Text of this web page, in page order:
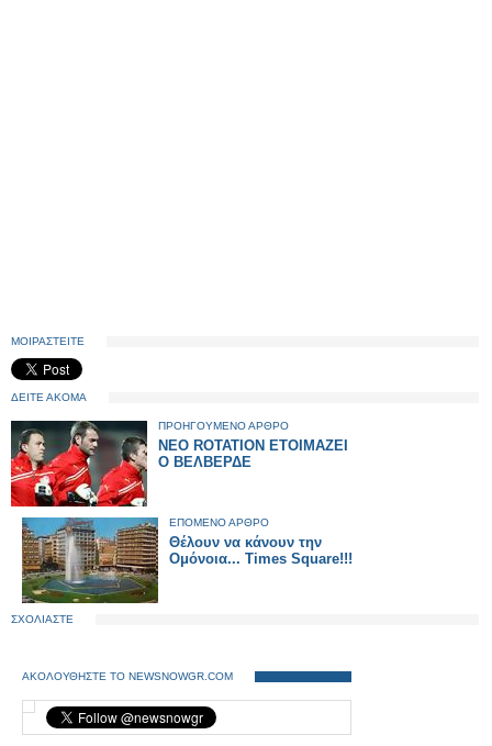
ΜΟΙΡΑΣΤΕΙΤΕ
ΔΕΙΤΕ ΑΚΟΜΑ
ΠΡΟΗΓΟΥΜΕΝΟ ΑΡΘΡΟ
ΝΕΟ ROTATION ΕΤΟΙΜΑΖΕΙ
Ο ΒΕΛΒΕΡΔΕ
ΕΠΟΜΕΝΟ ΑΡΘΡΟ
Θέλουν να κάνουν την
Ομόνοια... Times Square!!!
ΣΧΟΛΙΑΣΤΕ
ΑΚΟΛΟΥΘΗΣΤΕ ΤΟ NEWSNOWGR.COM